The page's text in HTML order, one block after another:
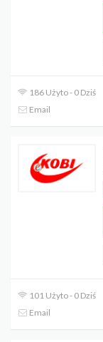
186 Użyto - 0 Dziś
Email
101 Użyto - 0 Dziś
Email